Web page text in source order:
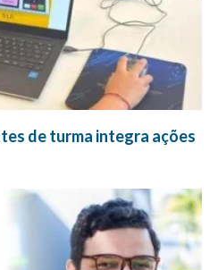
de turma integra ações